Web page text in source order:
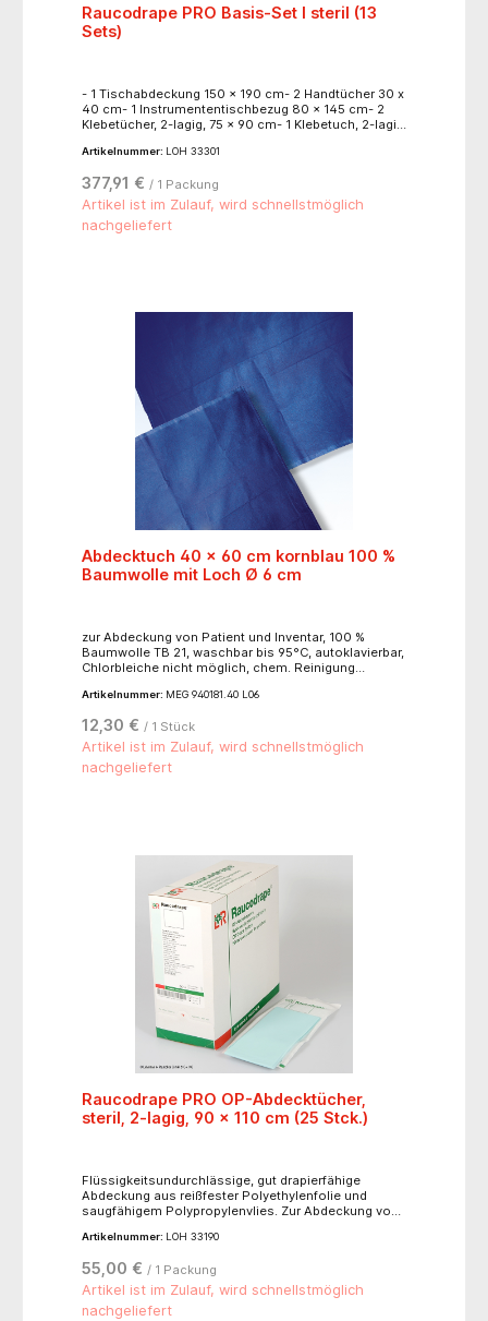
Raucodrape PRO Basis-Set I steril (13
Sets)
- 1 Tischabdeckung 150 x 190 cm- 2 Handtücher 30 x
40 cm- 1 Instrumententischbezug 80 x 145 cm- 2
Klebetücher, 2-lagig, 75 x 90 cm- 1 Klebetuch, 2-lagig,
lagig, dreiteiliger Klebestreifen (15 + 70 + 15 cm) 150 x
Artikelnummer: LOH 33301
377,91 € / 1 Packung
Artikel ist im Zulauf, wird schnellstmöglich
nachgeliefert
Abdecktuch 40 x 60 cm kornblau 100 %
Baumwolle mit Loch Ø 6 cm
zur Abdeckung von Patient und Inventar, 100 %
Baumwolle TB 21, waschbar bis 95°C, autoklavierbar,
Chlorbleiche nicht möglich, chem. Reinigung
Temperaturen
Artikelnummer: MEG 940181.40 L06
12,30 € / 1 Stück
Artikel ist im Zulauf, wird schnellstmöglich
nachgeliefert
Raucodrape PRO OP-Abdecktücher,
steril, 2-lagig, 90 x 110 cm (25 Stck.)
Flüssigkeitsundurchlässige, gut drapierfähige
Abdeckung aus reißfester Polyethylenfolie und
saugfähigem Polypropylenvlies. Zur Abdeckung von
Artikelnummer: LOH 33190
55,00 € / 1 Packung
Artikel ist im Zulauf, wird schnellstmöglich
nachgeliefert